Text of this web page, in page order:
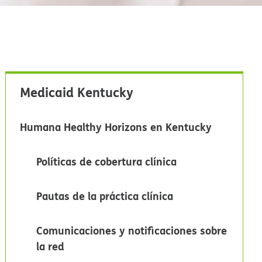
Medicaid Kentucky​​
Humana Healthy Horizons en Kentucky​​
Políticas de cobertura clínica​​
Pautas de la práctica clínica​​
Comunicaciones y notificaciones sobre
la red​​